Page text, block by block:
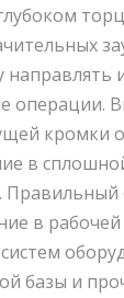
операции.
кромки
в
Правильный
в рабочей
базы и